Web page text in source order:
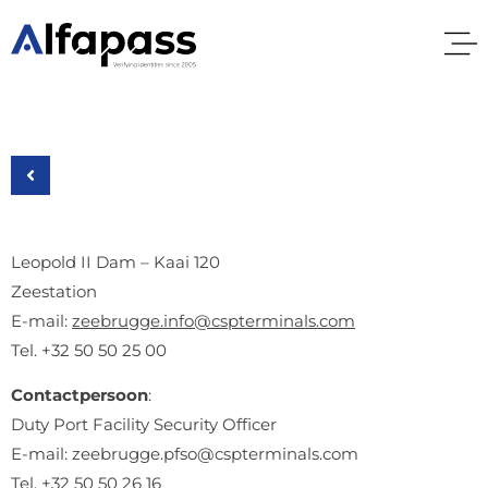
Leopold II Dam – Kaai 120
Zeestation
E-mail: zeebrugge.info@cspterminals.com
Tel. +32 50 50 25 00
Contactpersoon:
Duty Port Facility Security Officer
E-mail: zeebrugge.pfso@cspterminals.com
Tel. +32 50 50 26 16